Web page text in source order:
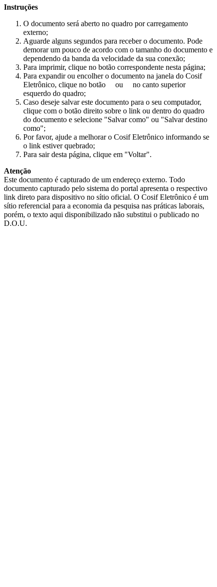
Instruções
O documento será aberto no quadro por carregamento
externo;
Aguarde alguns segundos para receber o documento. Pode
demorar um pouco de acordo com o tamanho do documento e
dependendo da banda da velocidade da sua conexão;
Para imprimir, clique no botão correspondente nesta página;
Para expandir ou encolher o documento na janela do Cosif
Eletrônico, clique no botão
ou
no canto superior
esquerdo do quadro;
Caso deseje salvar este documento para o seu computador,
clique com o botão direito sobre o link ou dentro do quadro
do documento e selecione "Salvar como" ou "Salvar destino
como";
Por favor, ajude a melhorar o Cosif Eletrônico informando se
o link estiver quebrado;
Para sair desta página, clique em "Voltar".
Atenção
Este documento é capturado de um endereço externo. Todo
documento capturado pelo sistema do portal apresenta o respectivo
link direto para dispositivo no sítio oficial. O Cosif Eletrônico é um
sítio referencial para a economia da pesquisa nas práticas laborais,
porém, o texto aqui disponibilizado não substitui o publicado no
D.O.U.